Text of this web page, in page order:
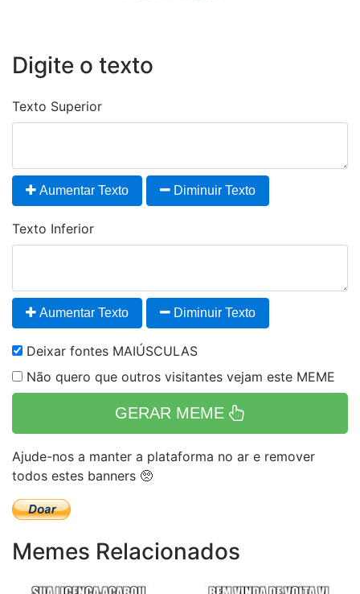
Digite o texto
Texto Superior
Aumentar Texto Diminuir Texto
Texto Inferior
Aumentar Texto Diminuir Texto
Deixar fontes MAIÚSCULAS
Não quero que outros visitantes vejam este MEME
GERAR MEME
Ajude-nos a manter a plataforma no ar e remover
todos estes banners 🥺
Memes Relacionados